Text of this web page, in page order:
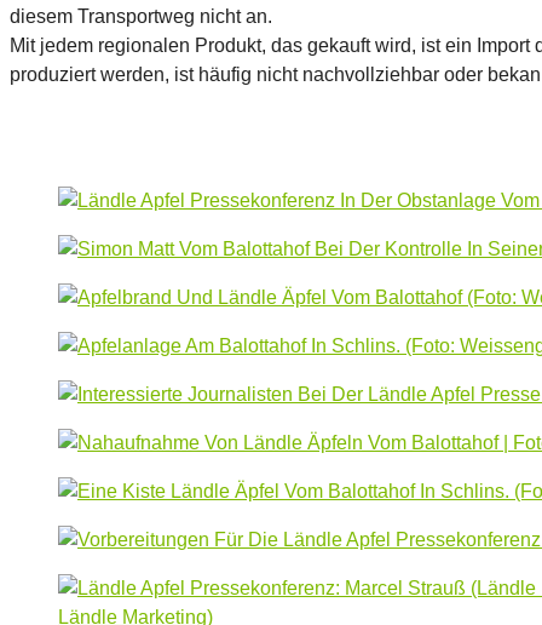
diesem Transportweg nicht an.
Mit jedem regionalen Produkt, das gekauft wird, ist ein
produziert werden, ist häufig nicht nachvollziehbar oder